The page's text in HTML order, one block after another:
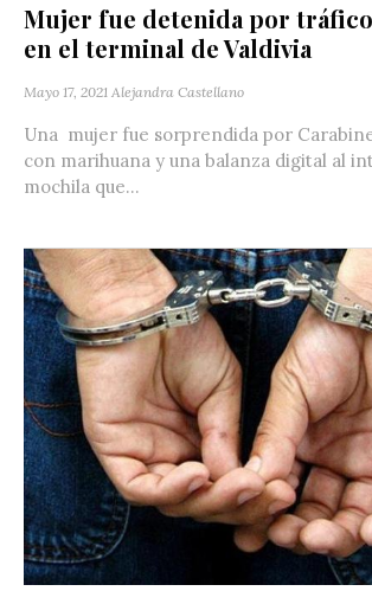
Mujer fue detenida por
en el terminal de Valdivia
Mayo 17, 2021 Alejandra Castellano
Una mujer fue sorprendida por
con marihuana y una balanza digital al
mochila que...